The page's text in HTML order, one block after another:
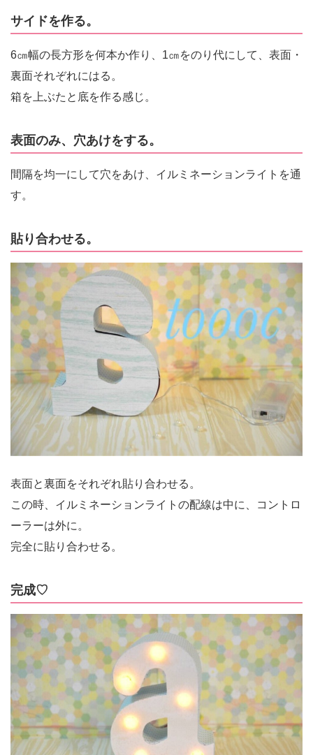
サイドを作る。
6㎝幅の長方形を何本か作り、1㎝をのり代にして、表面・
裏面それぞれにはる。
箱を上ぶたと底を作る感じ。
表面のみ、穴あけをする。
間隔を均一にして穴をあけ、イルミネーションライトを通
す。
貼り合わせる。
表面と裏面をそれぞれ貼り合わせる。
この時、イルミネーションライトの配線は中に、コントロ
ーラーは外に。
完全に貼り合わせる。
完成♡